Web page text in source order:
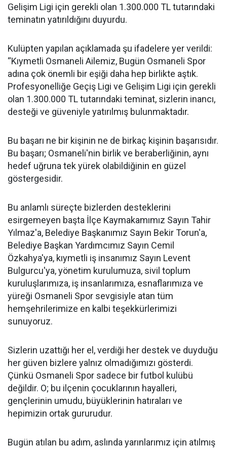
Gelişim Ligi için gerekli olan 1.300.000 TL tutarındaki
teminatın yatırıldığını duyurdu.
Kulüpten yapılan açıklamada şu ifadelere yer verildi:
“Kıymetli Osmaneli Ailemiz, Bugün Osmaneli Spor
adına çok önemli bir eşiği daha hep birlikte aştık.
Profesyonelliğe Geçiş Ligi ve Gelişim Ligi için gerekli
olan 1.300.000 TL tutarındaki teminat, sizlerin inancı,
desteği ve güveniyle yatırılmış bulunmaktadır.
Bu başarı ne bir kişinin ne de birkaç kişinin başarısıdır.
Bu başarı; Osmaneli'nin birlik ve beraberliğinin, aynı
hedef uğruna tek yürek olabildiğinin en güzel
göstergesidir.
Bu anlamlı süreçte bizlerden desteklerini
esirgemeyen başta İlçe Kaymakamımız Sayın Tahir
Yılmaz'a, Belediye Başkanımız Sayın Bekir Torun'a,
Belediye Başkan Yardımcımız Sayın Cemil
Özkahya'ya, kıymetli iş insanımız Sayın Levent
Bulgurcu'ya, yönetim kurulumuza, sivil toplum
kuruluşlarımıza, iş insanlarımıza, esnaflarımıza ve
yüreği Osmaneli Spor sevgisiyle atan tüm
hemşehrilerimize en kalbi teşekkürlerimizi
sunuyoruz.
Sizlerin uzattığı her el, verdiği her destek ve duyduğu
her güven bizlere yalnız olmadığımızı gösterdi.
Çünkü Osmaneli Spor sadece bir futbol kulübü
değildir. O; bu ilçenin çocuklarının hayalleri,
gençlerinin umudu, büyüklerinin hatıraları ve
hepimizin ortak gururudur.
Bugün atılan bu adım, aslında yarınlarımız için atılmış